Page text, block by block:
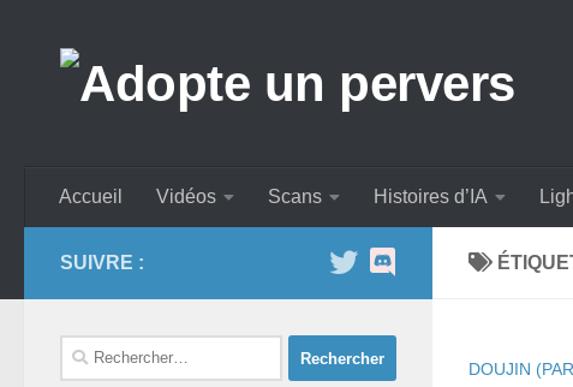
Accueil Vidéos Scans Histoires d’IA
DOUJIN
SUIVRE :
Rechercher :